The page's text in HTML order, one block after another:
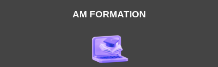
AM FORMATION